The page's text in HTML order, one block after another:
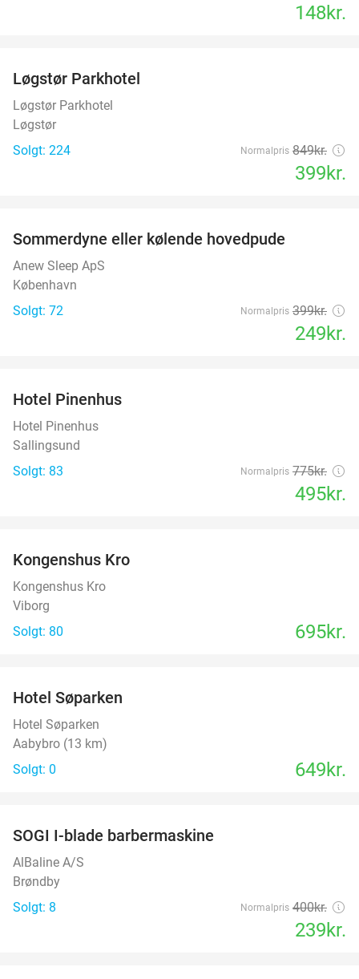
148kr.
Løgstør Parkhotel
Løgstør Parkhotel
Løgstør
Solgt: 224
Normalpris 849kr.
399kr.
Sommerdyne eller kølende hovedpude
Anew Sleep ApS
København
Solgt: 72
Normalpris 399kr.
249kr.
Hotel Pinenhus
Hotel Pinenhus
Sallingsund
Solgt: 83
Normalpris 775kr.
495kr.
Kongenshus Kro
Kongenshus Kro
Viborg
Solgt: 80
695kr.
Hotel Søparken
Hotel Søparken
Aabybro (13 km)
Solgt: 0
649kr.
SOGI I-blade barbermaskine
AlBaline A/S
Brøndby
Solgt: 8
Normalpris 400kr.
239kr.